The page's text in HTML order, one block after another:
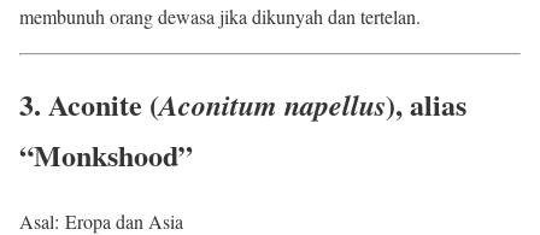
membunuh orang dewasa jika dikunyah dan tertelan.
3. Aconite (Aconitum napellus), alias
“Monkshood”
Asal: Eropa dan Asia